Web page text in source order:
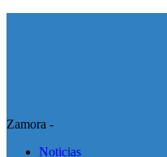
Zamora -
Noticias